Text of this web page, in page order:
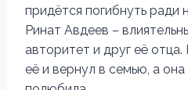
придётся погибнуть ради
Ринат Авдеев –
авторитет и друг её
её и вернул в семью, а она